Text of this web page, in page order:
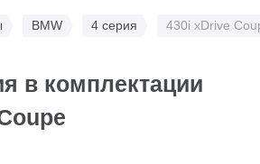
BMW 4 серия 430i xDrive
в комплектации